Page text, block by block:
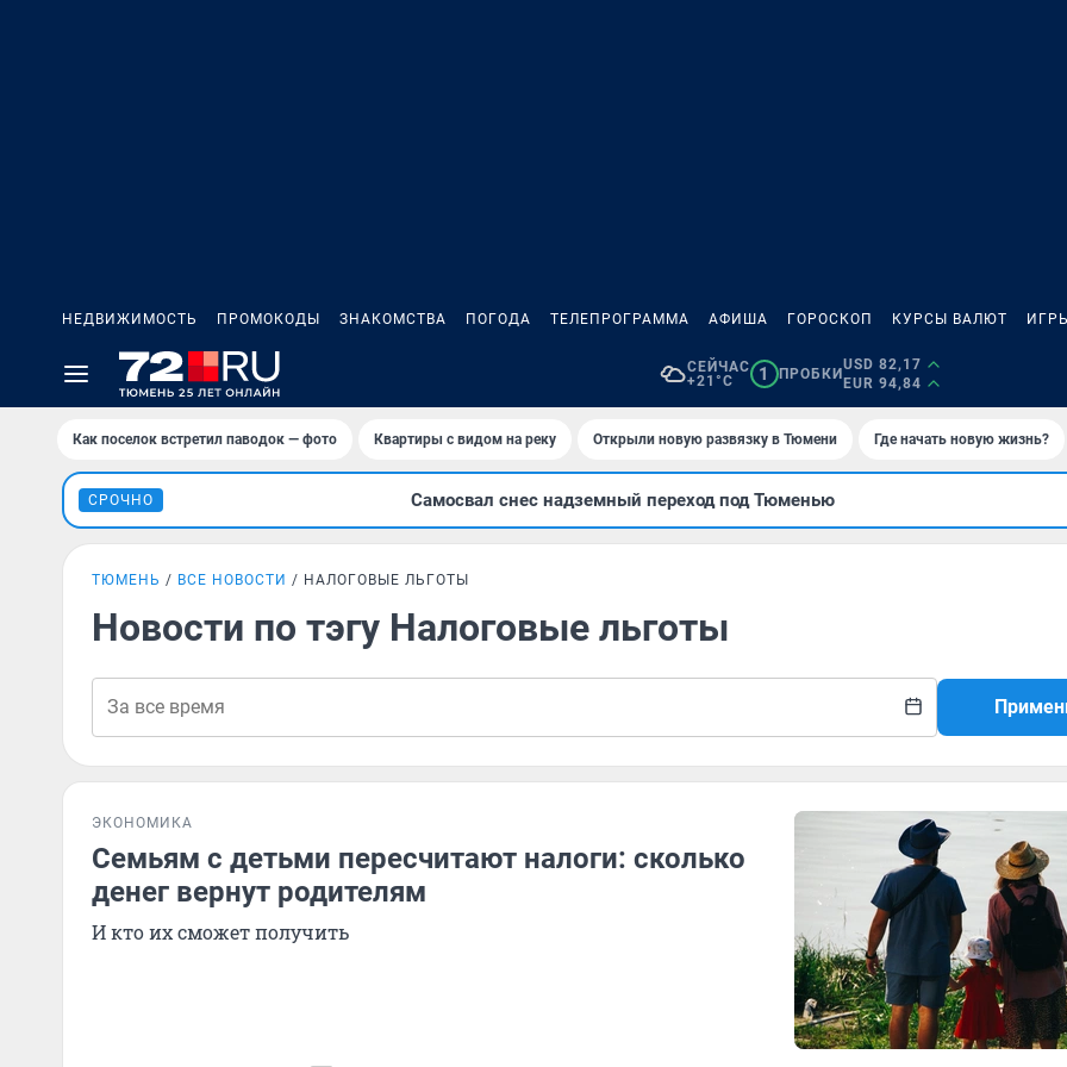
НЕДВИЖИМОСТЬ ПРОМОКОДЫ ЗНАКОМСТВА ПОГОДА ТЕЛЕПРОГРАММА АФИША ГОРОСКОП КУРСЫ ВАЛЮТ
СЕЙЧАС
+21°C
1 ПРОБКИ
USD 82,17
EUR 94,84
Как поселок встретил паводок — фото Квартиры с видом на реку Открыли новую развязку в Тюмени Где начать новую жизнь?
СРОЧНО Самосвал снес надземный переход под Тюменью
ТЮМЕНЬ ВСЕ НОВОСТИ НАЛОГОВЫЕ ЛЬГОТЫ
Новости по тэгу Налоговые льготы
ЭКОНОМИКА
Семьям с детьми пересчитают налоги: сколько
денег вернут родителям
И кто их сможет получить